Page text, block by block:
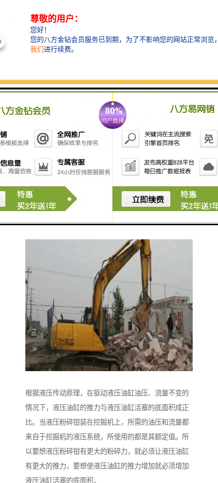
液压粉碎钳现在被广泛应用于拆迁行业。广泛应用于大
碎。粉碎钳的工作效率是破碎锤的二至三倍，可以很好
大观。
根据液压传动原理，在驱动液压油缸油压、流量不变的
情况下，液压油缸的推力与液压油缸活塞的底面积成正
比。当液压粉碎钳装在挖掘机上，所需的油压和流量都
来自于挖掘机的液压系统，所使用的都是其额定值。所
以要想液压粉碎钳有更大的粉碎力，就必须让液压油缸
有更大的推力，要想使液压油缸的推力增加就必须增加
液压油缸活塞的底面积。